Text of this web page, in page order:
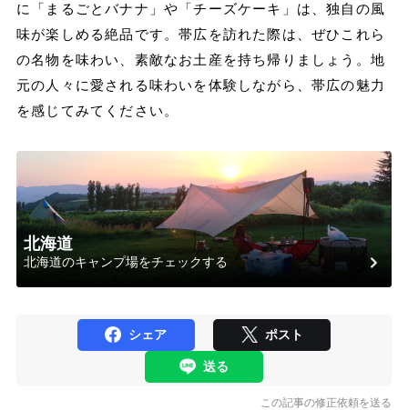
に「まるごとバナナ」や「チーズケーキ」は、独自の風
味が楽しめる絶品です。帯広を訪れた際は、ぜひこれら
の名物を味わい、素敵なお土産を持ち帰りましょう。地
元の人々に愛される味わいを体験しながら、帯広の魅力
を感じてみてください。
北海道
北海道のキャンプ場をチェックする
シェア ポスト
送る
この記事の修正依頼を送る